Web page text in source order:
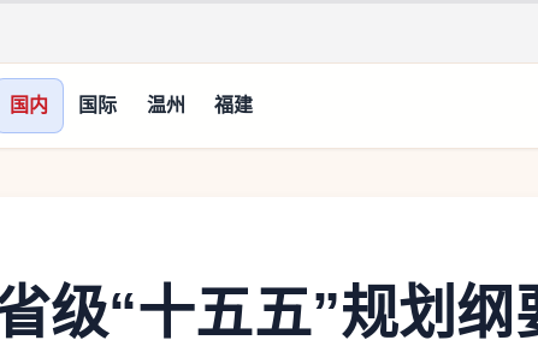
国内 国际 温州 福建
级“十五五”规划纲